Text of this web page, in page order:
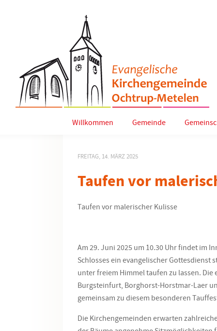
Willkommen Gemeinde
FREITAG, 14. MÄRZ 2025
Taufen vor
Taufen vor malerischer Kulisse
Am 29. Juni 2025 um 10.30 Uhr findet im
Schlosses ein evangelischer Gottesdienst
unter freiem Himmel taufen zu lassen.
Burgsteinfurt, Borghorst-Horstmar-Laer
gemeinsam zu diesem besonderen
Die Kirchengemeinden erwarten